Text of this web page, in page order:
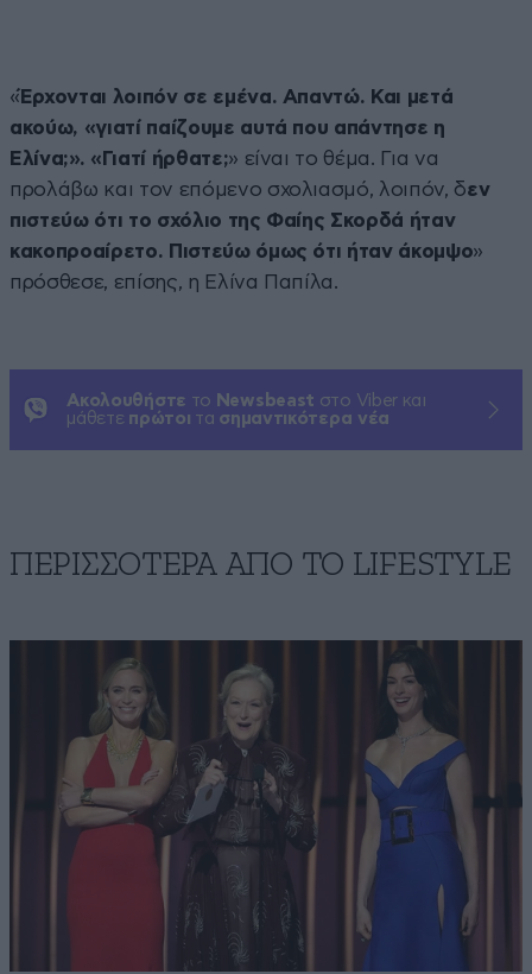
«Έρχονται λοιπόν σε εμένα. Απαντώ. Και μετά
ακούω, «γιατί παίζουμε αυτά που απάντησε η
Ελίνα;». «Γιατί ήρθατε;» είναι το θέμα. Για να
προλάβω και τον επόμενο σχολιασμό, λοιπόν, δεν
πιστεύω ότι το σχόλιο της Φαίης Σκορδά ήταν
κακοπροαίρετο. Πιστεύω όμως ότι ήταν άκομψο»
πρόσθεσε, επίσης, η Ελίνα Παπίλα.
Ακολουθήστε το Newsbeast στο Viber και
μάθετε πρώτοι τα σημαντικότερα νέα
ΠΕΡΙΣΣΟΤΕΡΑ ΑΠΟ ΤΟ LIFESTYLE